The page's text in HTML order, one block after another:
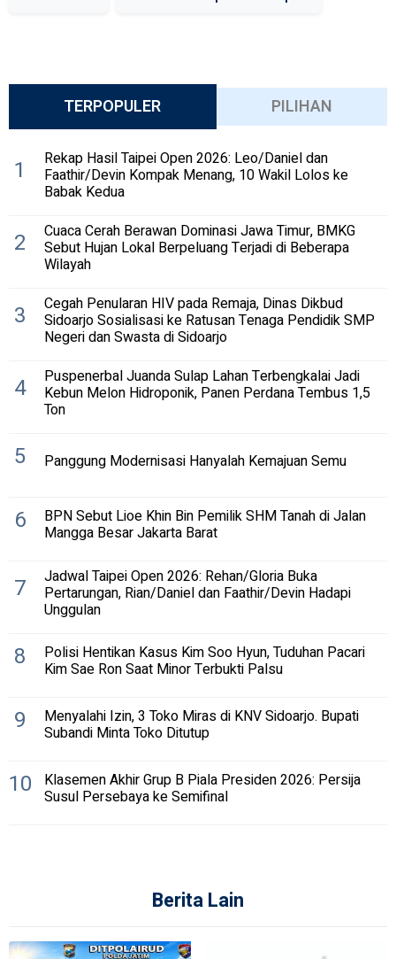
TERPOPULER PILIHAN
1 Rekap Hasil Taipei Open 2026: Leo/Daniel dan
Faathir/Devin Kompak Menang, 10 Wakil Lolos ke
Babak Kedua
2 Cuaca Cerah Berawan Dominasi Jawa Timur, BMKG
Sebut Hujan Lokal Berpeluang Terjadi di Beberapa
Wilayah
3 Cegah Penularan HIV pada Remaja, Dinas Dikbud
Sidoarjo Sosialisasi ke Ratusan Tenaga Pendidik SMP
Negeri dan Swasta di Sidoarjo
4 Puspenerbal Juanda Sulap Lahan Terbengkalai Jadi
Kebun Melon Hidroponik, Panen Perdana Tembus 1,5
Ton
5 Panggung Modernisasi Hanyalah Kemajuan Semu
6 BPN Sebut Lioe Khin Bin Pemilik SHM Tanah di Jalan
Mangga Besar Jakarta Barat
7 Jadwal Taipei Open 2026: Rehan/Gloria Buka
Pertarungan, Rian/Daniel dan Faathir/Devin Hadapi
Unggulan
8 Polisi Hentikan Kasus Kim Soo Hyun, Tuduhan Pacari
Kim Sae Ron Saat Minor Terbukti Palsu
9 Menyalahi Izin, 3 Toko Miras di KNV Sidoarjo. Bupati
Subandi Minta Toko Ditutup
10 Klasemen Akhir Grup B Piala Presiden 2026: Persija
Susul Persebaya ke Semifinal
Berita Lain